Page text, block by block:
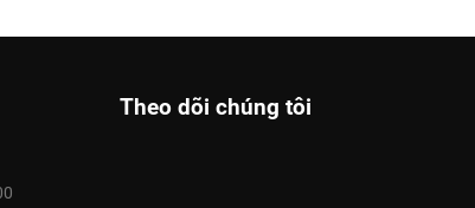
Theo dõi chúng tôi